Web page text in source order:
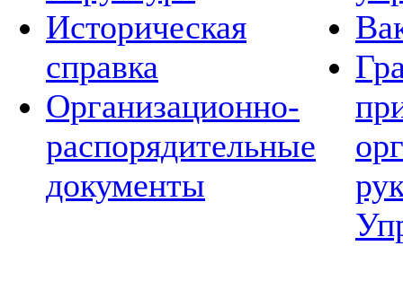
Историческая
справка
Организационно-
распорядительные
документы